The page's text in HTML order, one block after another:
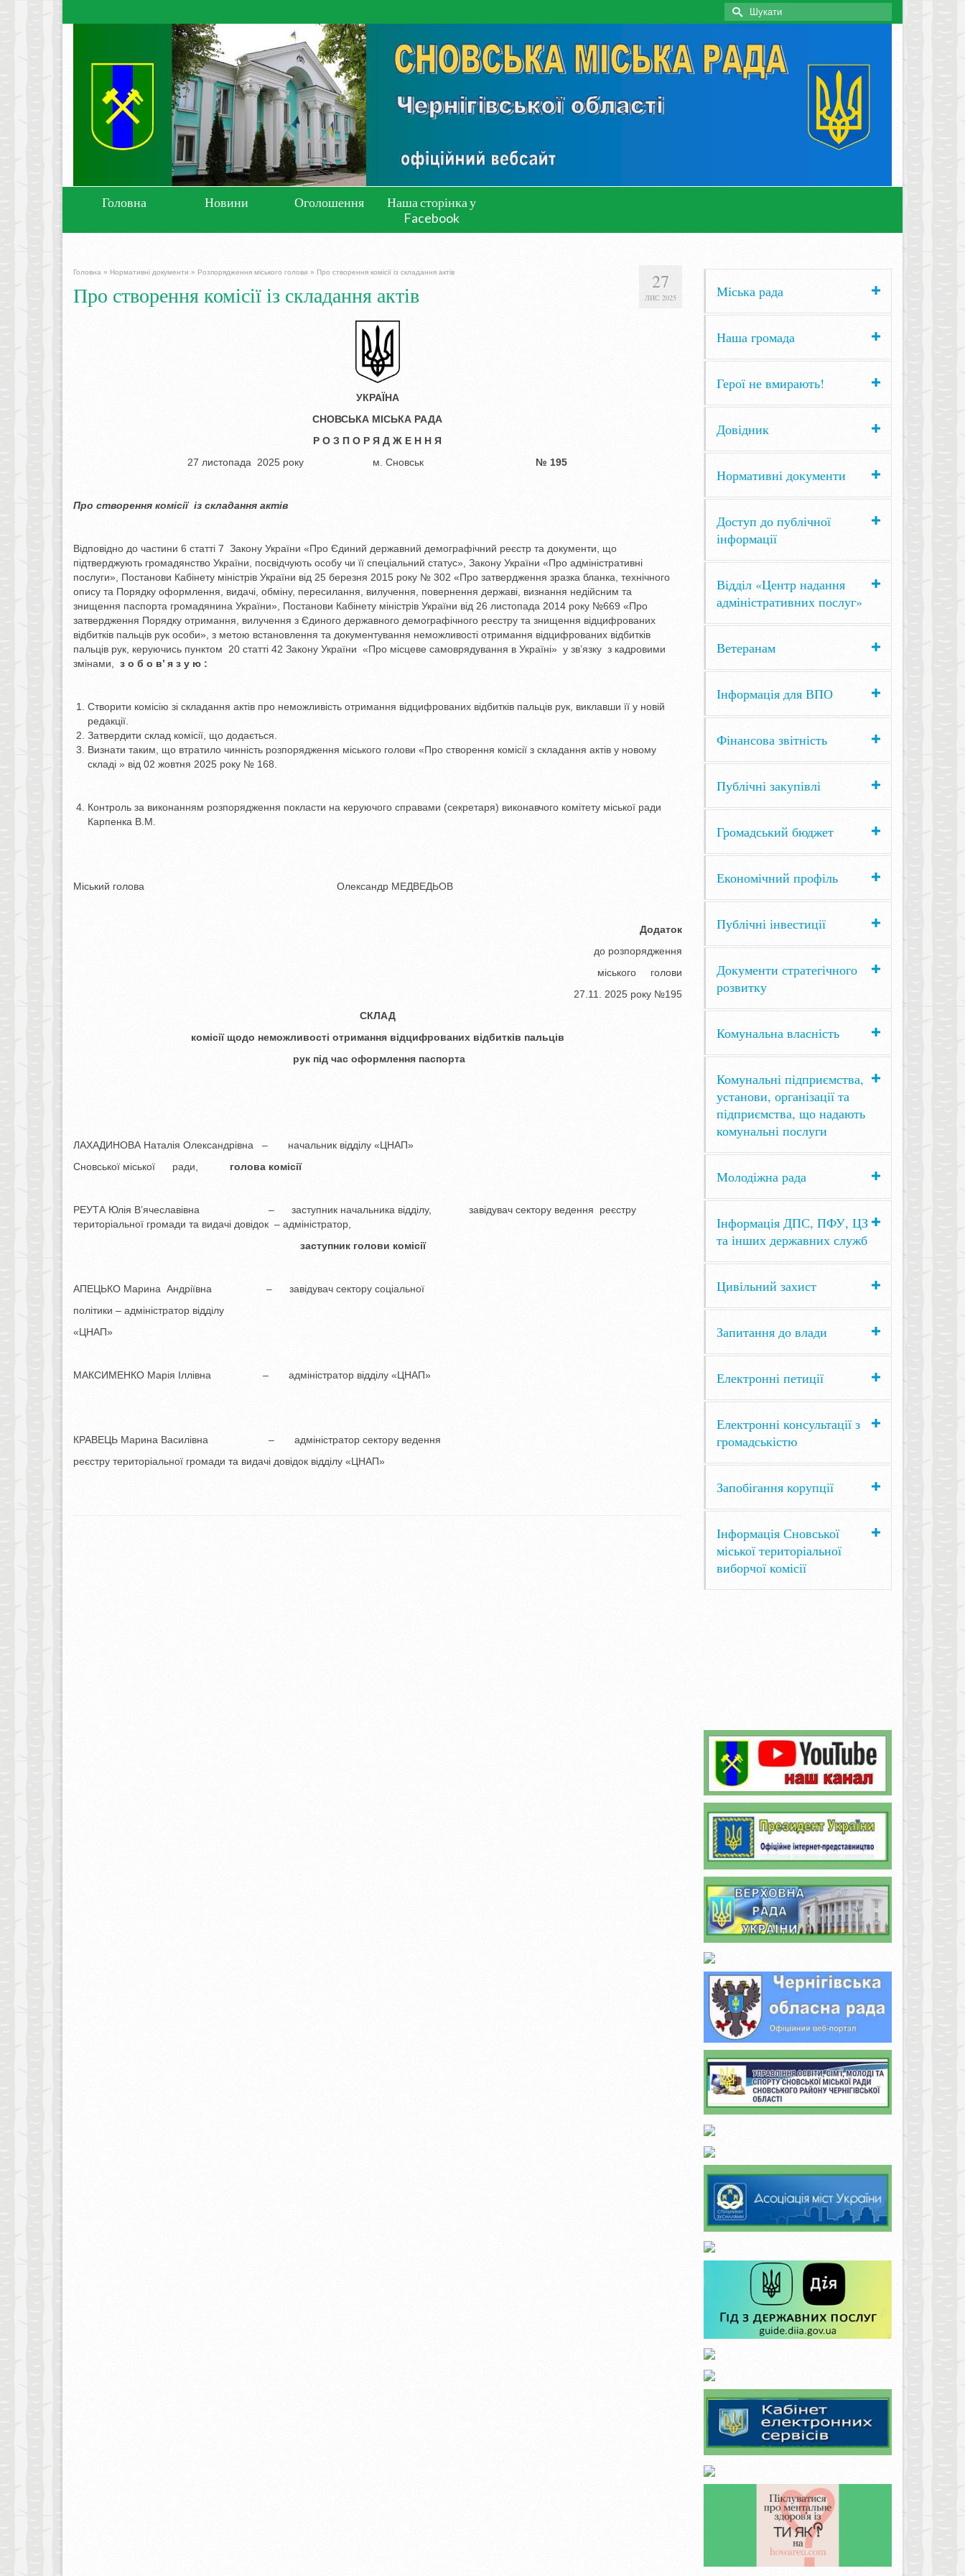
Search
for:
Головна Новини Оголошення
Наша сторінка у
Facebook
27
ЛИС 2025
Головна » Нормативні документи » Розпорядження міського голови » Про створення комісії із складання актів
Про створення комісії із складання актів
УКРАЇНА
СНОВСЬКА МІСЬКА РАДА
Р О З П О Р Я Д Ж Е Н Н Я
27 листопада 2025 року м. Сновськ № 195
Про створення комісії із складання актів
Відповідно до частини 6 статті 7 Закону України «Про Єдиний державний демографічний реєстр та документи, що
підтверджують громадянство України, посвідчують особу чи її спеціальний статус», Закону України «Про адміністративні
послуги», Постанови Кабінету міністрів України від 25 березня 2015 року № 302 «Про затвердження зразка бланка, технічного
опису та Порядку оформлення, видачі, обміну, пересилання, вилучення, повернення державі, визнання недійсним та
знищення паспорта громадянина України», Постанови Кабінету міністрів України від 26 листопада 2014 року №669 «Про
затвердження Порядку отримання, вилучення з Єдиного державного демографічного реєстру та знищення відцифрованих
відбитків пальців рук особи», з метою встановлення та документування неможливості отримання відцифрованих відбитків
пальців рук, керуючись пунктом 20 статті 42 Закону України «Про місцеве самоврядування в Україні» у зв’язку з кадровими
змінами, з о б о в’ я з у ю :
Створити комісію зі складання актів про неможливість отримання відцифрованих відбитків пальців рук, виклавши її у новій
редакції.
Затвердити склад комісії, що додається.
Визнати таким, що втратило чинність розпорядження міського голови «Про створення комісії з складання актів у новому
складі » від 02 жовтня 2025 року № 168.
Контроль за виконанням розпорядження покласти на керуючого справами (секретаря) виконавчого комітету міської ради
Карпенка В.М.
Міський голова Олександр МЕДВЕДЬОВ
Додаток
до розпорядження
міського голови
27.11. 2025 року №195
СКЛАД
комісії щодо неможливості отримання відцифрованих відбитків пальців
рук під час оформлення паспорта
ЛАХАДИНОВА Наталія Олександрівна – начальник відділу «ЦНАП»
Сновської міської ради, голова комісії
РЕУТА Юлія В’ячеславівна – заступник начальника відділу, завідувач сектору ведення реєстру
територіальної громади та видачі довідок – адміністратор,
заступник голови комісії
АПЕЦЬКО Марина Андріївна – завідувач сектору соціальної
політики – адміністратор відділу
«ЦНАП»
МАКСИМЕНКО Марія Іллівна – адміністратор відділу «ЦНАП»
КРАВЕЦЬ Марина Василівна – адміністратор сектору ведення
реєстру територіальної громади та видачі довідок відділу «ЦНАП»
Міська рада
Наша громада
Герої не вмирають!
Довідник
Нормативні документи
Доступ до публічної
інформації
Відділ «Центр надання
адміністративних послуг»
Ветеранам
Інформація для ВПО
Фінансова звітність
Публічні закупівлі
Громадський бюджет
Економічний профіль
Публічні інвестиції
Документи стратегічного
розвитку
Комунальна власність
Комунальні підприємства,
установи, організації та
підприємства, що надають
комунальні послуги
Молодіжна рада
Інформація ДПС, ПФУ, ЦЗ
та інших державних служб
Цивільний захист
Запитання до влади
Електронні петиції
Електронні консультації з
громадськістю
Запобігання корупції
Інформація Сновської
міської територіальної
виборчої комісії